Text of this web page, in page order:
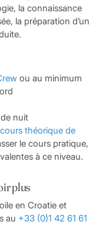
la connaissance
la préparation d’un
ou au minimum
nuit
cours théorique de
le cours pratique,
à ce niveau.
plus
en Croatie et
au +33 (0)1 42 61 61